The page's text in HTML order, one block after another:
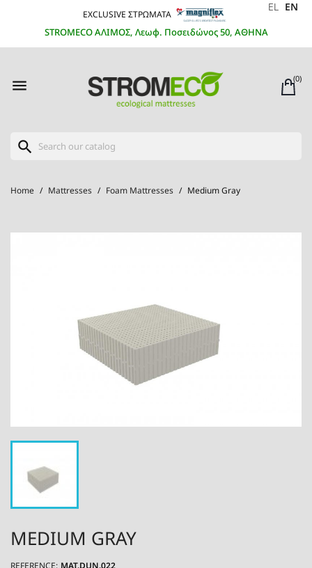
EXCLUSIVE ΣΤΡΩΜΑΤΑ
STROMECO ΑΛΙΜΟΣ, Λεωφ. Ποσειδώνος 50, ΑΘΗΝΑ
EL EN
 (0)
search
Home Mattresses Foam Mattresses Medium Gray
MEDIUM GRAY
REFERENCE: MAT.DUN.022